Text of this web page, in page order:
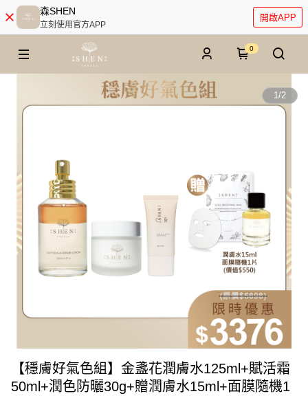
森SHEN
立刻使用官方APP
開啟APP
0
1/2
【穩膚好氣色組】金盞花潤膚水125ml+賦活霜
50ml+潤色防曬30g+贈潤膚水15ml+面膜隨機1